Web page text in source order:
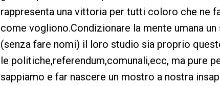
rappresenta una vittoria per tutti coloro che ne
come vogliono.Condizionare la mente umana
(senza fare nomi) il loro studio sia proprio
le politiche,referendum,comunali,ecc, ma pure
sappiamo e far nascere un mostro a nostra